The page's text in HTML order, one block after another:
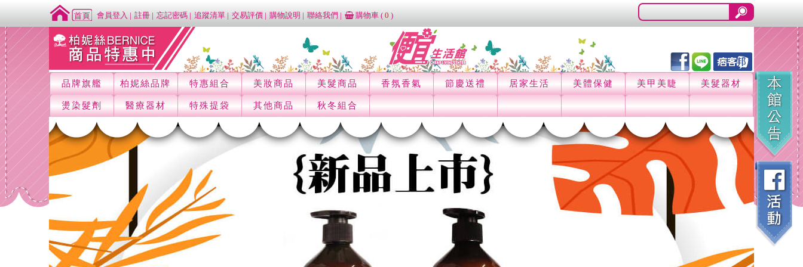
會員登入 註冊 忘記密碼 追蹤清單 交易評價 購物說明 聯絡我們 購物車 ( 0 )
品牌旗艦 柏妮絲品牌 特惠組合 美妝商品 美髮商品 香氛香氣 節慶送禮 居家生活 美體保健 美甲美睫 美髮器材
燙染髮劑 醫療器材 特殊提袋 其他商品 秋冬組合